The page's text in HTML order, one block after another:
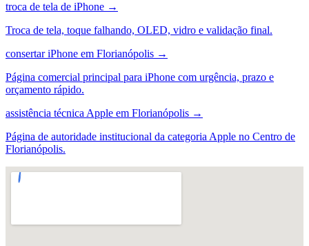
troca de tela de iPhone →
Troca de tela, toque falhando, OLED, vidro e validação final.
consertar iPhone em Florianópolis →
Página comercial principal para iPhone com urgência, prazo e
orçamento rápido.
assistência técnica Apple em Florianópolis →
Página de autoridade institucional da categoria Apple no Centro de
Florianópolis.